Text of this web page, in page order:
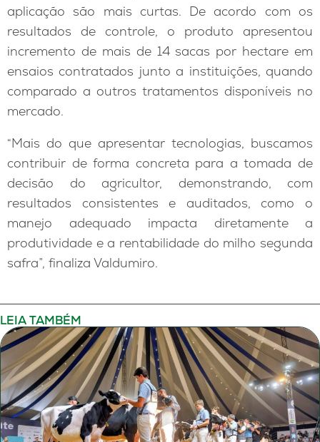
aplicação são mais curtas. De acordo com os
resultados de controle, o produto apresentou
incremento de mais de 14 sacas por hectare em
ensaios contratados junto a instituições, quando
comparado a outros tratamentos disponíveis no
mercado.
“Mais do que apresentar tecnologias, buscamos
contribuir de forma concreta para a tomada de
decisão do agricultor, demonstrando, com
resultados consistentes e auditados, como o
manejo adequado impacta diretamente a
produtividade e a rentabilidade do milho segunda
safra”, finaliza Valdumiro.
LEIA TAMBÉM